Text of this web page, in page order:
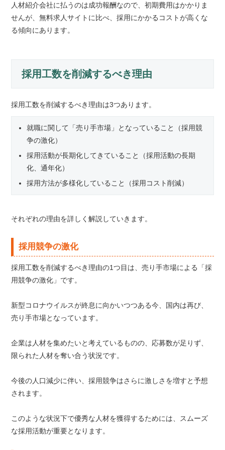
人材紹介会社に払うのは成功報酬なので、初期費用はかかりま
せんが、無料求人サイトに比べ、採用にかかるコストが高くな
る傾向にあります。
採用工数を削減するべき理由
採用工数を削減するべき理由は3つあります。
就職に関して「売り手市場」となっていること（採用競
争の激化）
採用活動が長期化してきていること（採用活動の長期
化、通年化）
採用方法が多様化していること（採用コスト削減）
それぞれの理由を詳しく解説していきます。
採用競争の激化
採用工数を削減するべき理由の1つ目は、売り手市場による「採
用競争の激化」です。
新型コロナウイルスが終息に向かいつつある今、国内は再び、
売り手市場となっています。
企業は人材を集めたいと考えているものの、応募数が足りず、
限られた人材を奪い合う状況です。
今後の人口減少に伴い、採用競争はさらに激しさを増すと予想
されます。
このような状況下で優秀な人材を獲得するためには、スムーズ
な採用活動が重要となります。